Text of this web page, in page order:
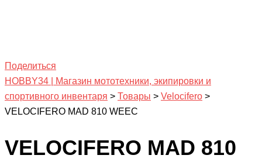
Поделиться
HOBBY34 | Магазин мототехники, экипировки и
спортивного инвентаря > Товары > Velocifero >
VELOCIFERO MAD 810 WEEC
VELOCIFERO MAD 810